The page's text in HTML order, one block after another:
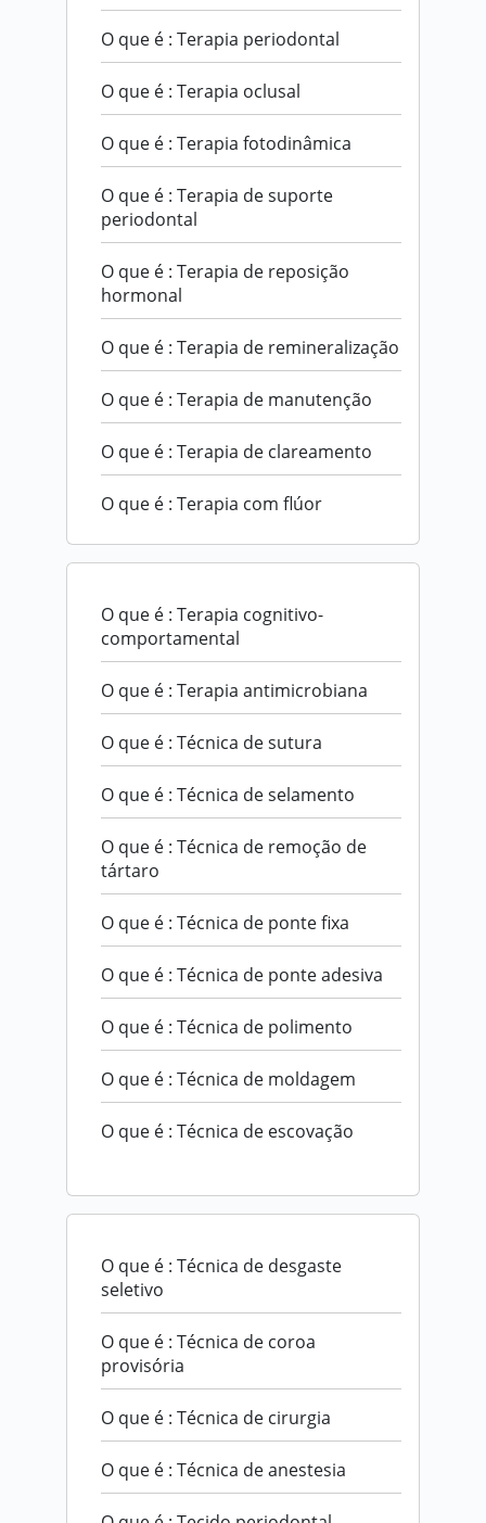
O que é : Terapia periodontal
O que é : Terapia oclusal
O que é : Terapia fotodinâmica
O que é : Terapia de suporte
periodontal
O que é : Terapia de reposição
hormonal
O que é : Terapia de remineralização
O que é : Terapia de manutenção
O que é : Terapia de clareamento
O que é : Terapia com flúor
O que é : Terapia cognitivo-
comportamental
O que é : Terapia antimicrobiana
O que é : Técnica de sutura
O que é : Técnica de selamento
O que é : Técnica de remoção de
tártaro
O que é : Técnica de ponte fixa
O que é : Técnica de ponte adesiva
O que é : Técnica de polimento
O que é : Técnica de moldagem
O que é : Técnica de escovação
O que é : Técnica de desgaste
seletivo
O que é : Técnica de coroa
provisória
O que é : Técnica de cirurgia
O que é : Técnica de anestesia